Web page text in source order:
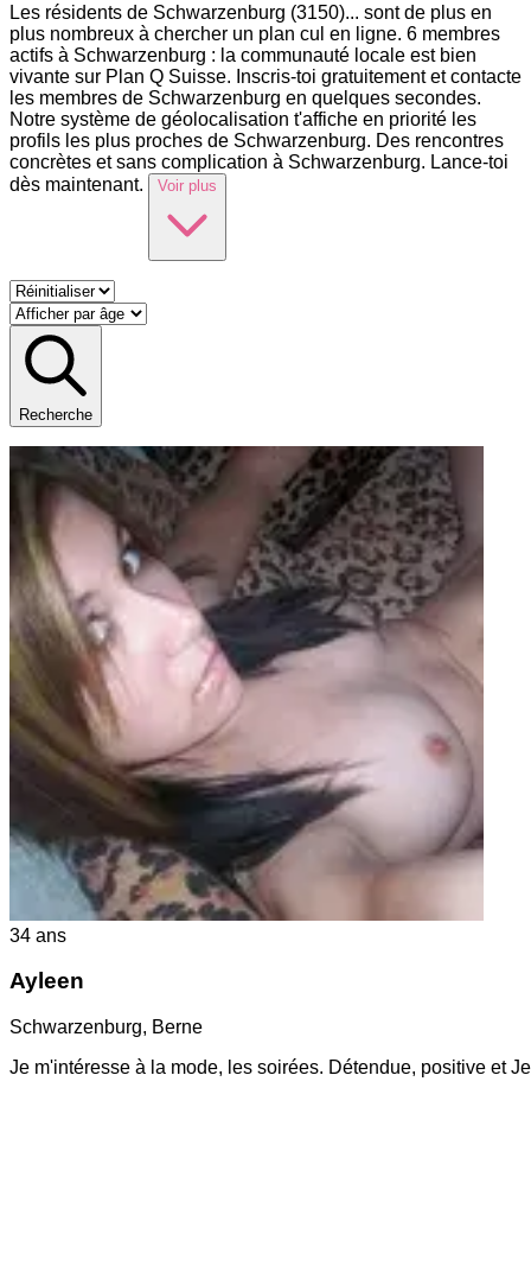
Les résidents de Schwarzenburg (3150)... sont de plus en
plus nombreux à chercher un plan cul en ligne. 6 membres
actifs à Schwarzenburg : la communauté locale est bien
vivante sur Plan Q Suisse. Inscris-toi gratuitement et contacte
les membres de Schwarzenburg en quelques secondes.
Notre système de géolocalisation t'affiche en priorité les
profils les plus proches de Schwarzenburg. Des rencontres
concrètes et sans complication à Schwarzenburg. Lance-toi
dès maintenant.
Voir plus
Recherche
34 ans
Ayleen
Schwarzenburg, Berne
Je m'intéresse à la mode, les soirées. Détendue, positive et